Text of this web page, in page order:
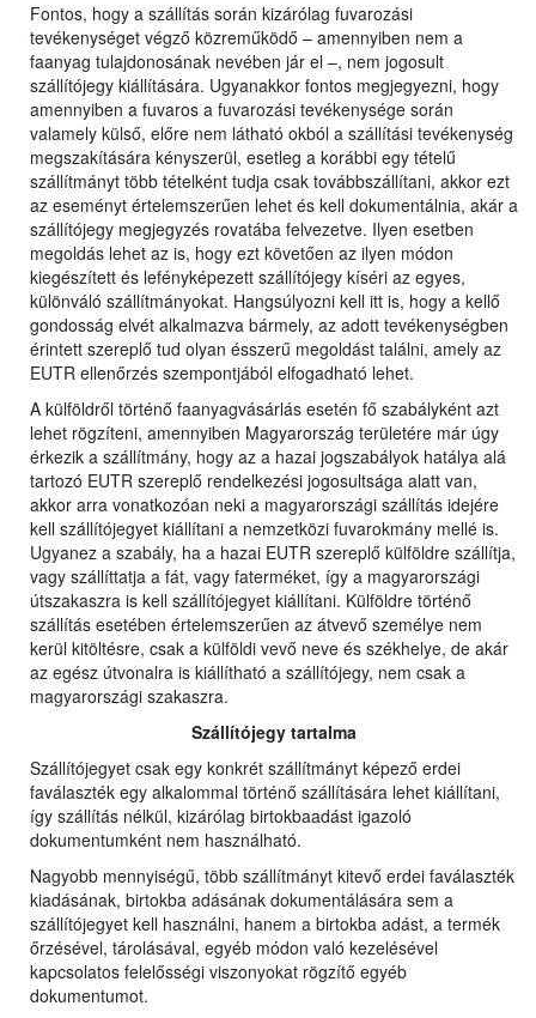
Fontos, hogy a szállítás során kizárólag fuvarozási
tevékenységet végző közreműködő – amennyiben nem a
faanyag tulajdonosának nevében jár el –, nem jogosult
szállítójegy kiállítására. Ugyanakkor fontos megjegyezni, hogy
amennyiben a fuvaros a fuvarozási tevékenysége során
valamely külső, előre nem látható okból a szállítási tevékenység
megszakítására kényszerül, esetleg a korábbi egy tételű
szállítmányt több tételként tudja csak továbbszállítani, akkor ezt
az eseményt értelemszerűen lehet és kell dokumentálnia, akár a
szállítójegy megjegyzés rovatába felvezetve. Ilyen esetben
megoldás lehet az is, hogy ezt követően az ilyen módon
kiegészített és lefényképezett szállítójegy kíséri az egyes,
különváló szállítmányokat. Hangsúlyozni kell itt is, hogy a kellő
gondosság elvét alkalmazva bármely, az adott tevékenységben
érintett szereplő tud olyan ésszerű megoldást találni, amely az
EUTR ellenőrzés szempontjából elfogadható lehet.
A külföldről történő faanyagvásárlás esetén fő szabályként azt
lehet rögzíteni, amennyiben Magyarország területére már úgy
érkezik a szállítmány, hogy az a hazai jogszabályok hatálya alá
tartozó EUTR szereplő rendelkezési jogosultsága alatt van,
akkor arra vonatkozóan neki a magyarországi szállítás idejére
kell szállítójegyet kiállítani a nemzetközi fuvarokmány mellé is.
Ugyanez a szabály, ha a hazai EUTR szereplő külföldre szállítja,
vagy szállíttatja a fát, vagy faterméket, így a magyarországi
útszakaszra is kell szállítójegyet kiállítani. Külföldre történő
szállítás esetében értelemszerűen az átvevő személye nem
kerül kitöltésre, csak a külföldi vevő neve és székhelye, de akár
az egész útvonalra is kiállítható a szállítójegy, nem csak a
magyarországi szakaszra.
Szállítójegy tartalma
Szállítójegyet csak egy konkrét szállítmányt képező erdei
faválaszték egy alkalommal történő szállítására lehet kiállítani,
így szállítás nélkül, kizárólag birtokbaadást igazoló
dokumentumként nem használható.
Nagyobb mennyiségű, több szállítmányt kitevő erdei faválaszték
kiadásának, birtokba adásának dokumentálására sem a
szállítójegyet kell használni, hanem a birtokba adást, a termék
őrzésével, tárolásával, egyéb módon való kezelésével
kapcsolatos felelősségi viszonyokat rögzítő egyéb
dokumentumot.